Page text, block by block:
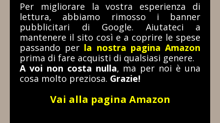
Per migliorare la vostra esperienza di
lettura, abbiamo rimosso i banner
pubblicitari di Google. Aiutateci a
mantenere il sito così e a coprire le spese
passando per la nostra pagina Amazon
prima di fare acquisti di qualsiasi genere.
A voi non costa nulla, ma per noi è una
cosa molto preziosa. Grazie!
Vai alla pagina Amazon